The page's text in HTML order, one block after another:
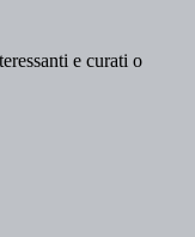
e curati o